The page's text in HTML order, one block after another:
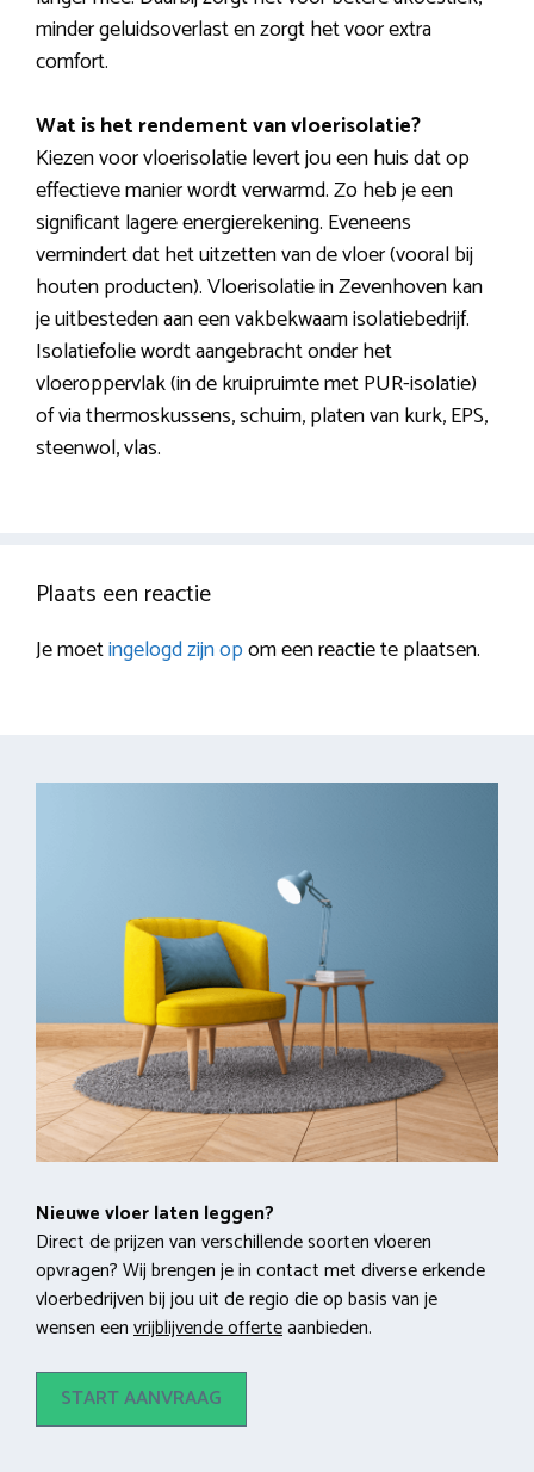
minder geluidsoverlast en zorgt het voor extra
comfort.
Wat is het rendement van vloerisolatie?
Kiezen voor vloerisolatie levert jou een huis dat op
effectieve manier wordt verwarmd. Zo heb je een
significant lagere energierekening. Eveneens
vermindert dat het uitzetten van de vloer (vooral bij
houten producten). Vloerisolatie in Zevenhoven kan
je uitbesteden aan een vakbekwaam isolatiebedrijf.
Isolatiefolie wordt aangebracht onder het
vloeroppervlak (in de kruipruimte met PUR-isolatie)
of via thermoskussens, schuim, platen van kurk, EPS,
steenwol, vlas.
Plaats een reactie
Je moetingelogd zijn opom een reactie te plaatsen.
Nieuwe vloer laten leggen?
Direct de prijzen van verschillende soorten vloeren
opvragen? Wij brengen je in contact met diverse erkende
vloerbedrijven bij jou uit de regio die op basis van je
wensen eenvrijblijvende offerteaanbieden.
START AANVRAAG